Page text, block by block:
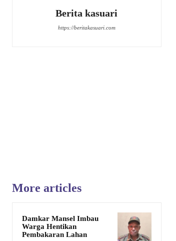
Berita kasuari
https://beritakasuari.com
More articles
Damkar Mansel Imbau
Warga Hentikan
Pembakaran Lahan